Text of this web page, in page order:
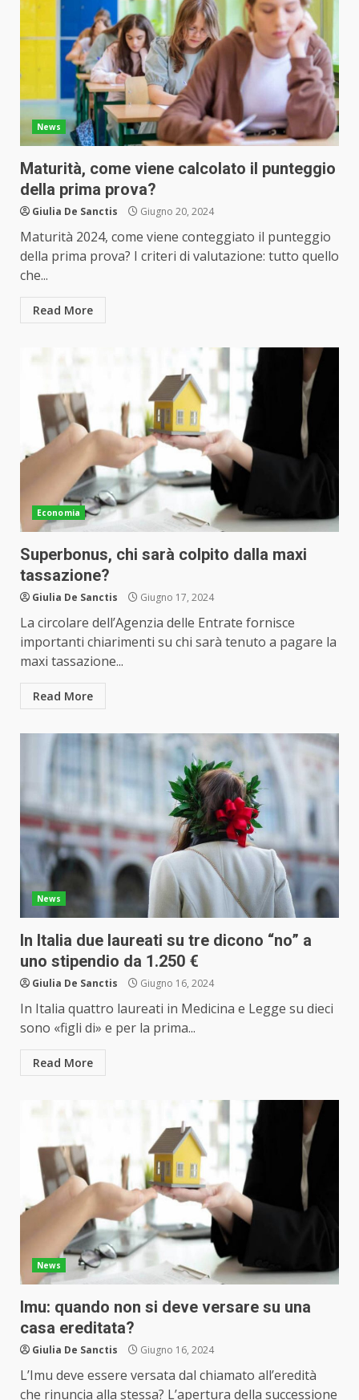
News
Maturità, come viene calcolato il punteggio
della prima prova?
Giulia De Sanctis Giugno 20, 2024
Maturità 2024, come viene conteggiato il punteggio
della prima prova? I criteri di valutazione: tutto quello
che...
Read More
Economia
Superbonus, chi sarà colpito dalla maxi
tassazione?
Giulia De Sanctis Giugno 17, 2024
La circolare dell’Agenzia delle Entrate fornisce
importanti chiarimenti su chi sarà tenuto a pagare la
maxi tassazione...
Read More
News
In Italia due laureati su tre dicono “no” a
uno stipendio da 1.250 €
Giulia De Sanctis Giugno 16, 2024
In Italia quattro laureati in Medicina e Legge su dieci
sono «figli di» e per la prima...
Read More
News
Imu: quando non si deve versare su una
casa ereditata?
Giulia De Sanctis Giugno 16, 2024
L’Imu deve essere versata dal chiamato all’eredità
che rinuncia alla stessa? L’apertura della successione